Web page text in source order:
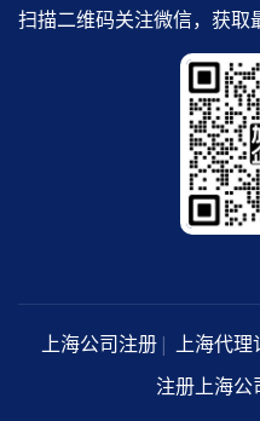
扫描二维码关注微信，获取
上海公司注册 上海代理
注册上海公